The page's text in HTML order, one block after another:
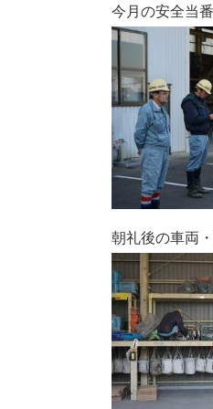
今月の安全当
朝礼後の車両